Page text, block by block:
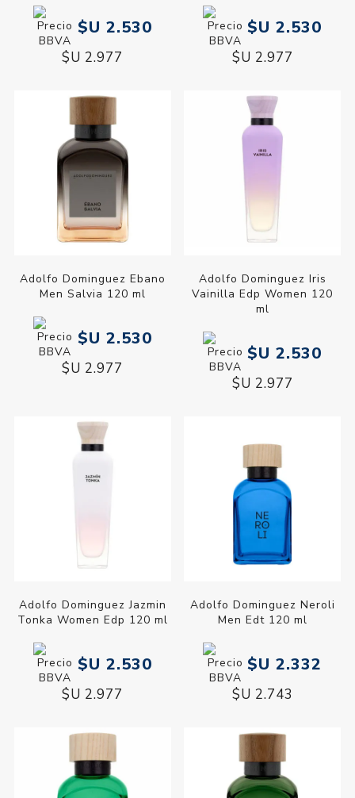
$U 2.530
$U 2.977
$U 2.530
$U 2.977
Adolfo Dominguez Ebano
Men Salvia 120 ml
$U 2.530
$U 2.977
Adolfo Dominguez Iris
Vainilla Edp Women 120
ml
$U 2.530
$U 2.977
Adolfo Dominguez Jazmin
Tonka Women Edp 120 ml
$U 2.530
$U 2.977
Adolfo Dominguez Neroli
Men Edt 120 ml
$U 2.332
$U 2.743